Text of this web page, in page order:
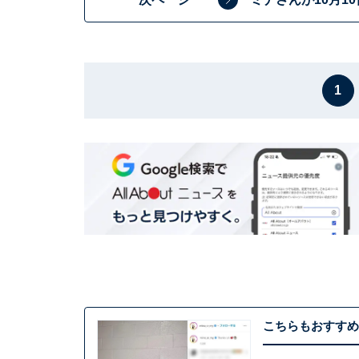
1
こちらもおすすめ